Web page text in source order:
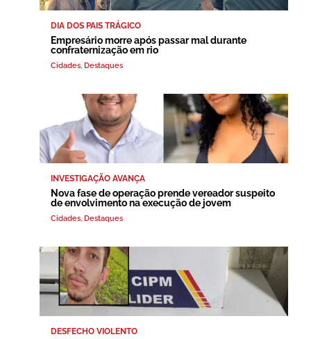
DIA DOS PAIS TRÁGICO
Empresário morre após passar mal durante
confraternização em rio
Cidades, Destaques
INVESTIGAÇÃO AVANÇA
Nova fase de operação prende vereador suspeito
de envolvimento na execução de jovem
Cidades, Destaques
DESFECHO VIOLENTO